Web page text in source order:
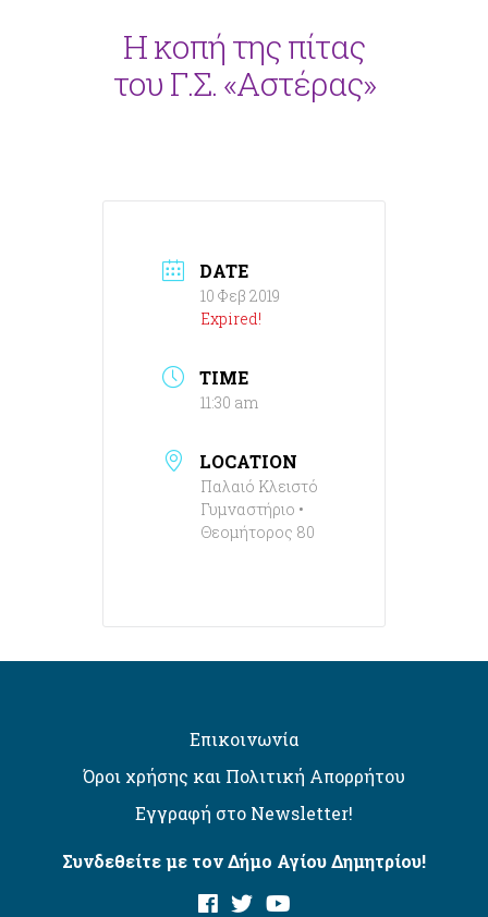
Η κοπή της πίτας
του Γ.Σ. «Αστέρας»
DATE
10 Φεβ 2019
Expired!
TIME
11:30 am
LOCATION
Παλαιό Κλειστό
Γυμναστήριο •
Θεομήτορος 80
Επικοινωνία
Όροι χρήσης και Πολιτική Απορρήτου
Εγγραφή στο Newsletter!
Συνδεθείτε με τον Δήμο Αγίου Δημητρίου!